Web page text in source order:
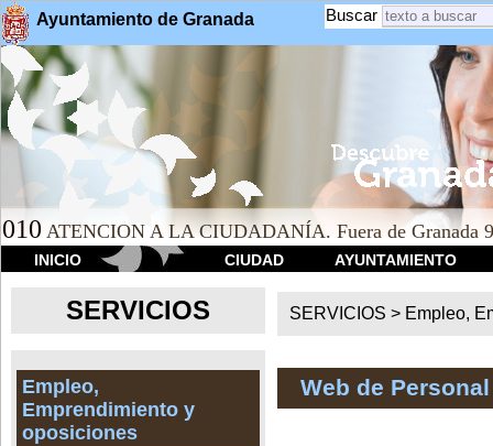
Ayuntamiento de Granada Buscar
010 ATENCION A LA CIUDADANÍA. Fuera de Granada
INICIO CIUDAD AYUNTAMIENTO
SERVICIOS
Empleo,
Emprendimiento y
oposiciones
SERVICIOS > Empleo,
Web de Personal